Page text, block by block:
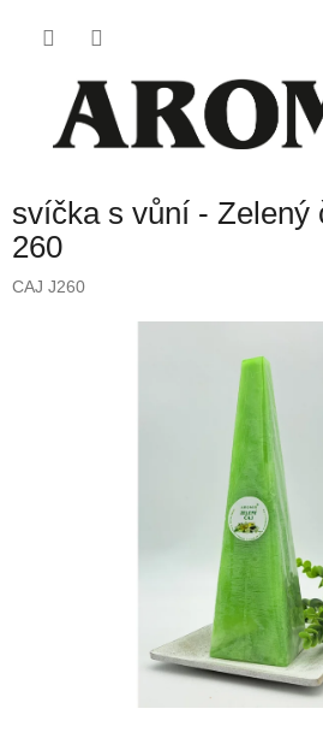
svíčka s vůní - Zelený
260
CAJ J260